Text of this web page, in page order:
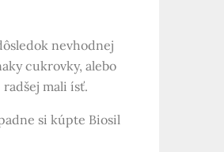
nevhodnej
cukrovky, alebo
mali ísť.
si kúpte Biosil